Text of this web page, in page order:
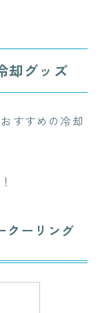
却グッズ
すすめの冷却
クーリング